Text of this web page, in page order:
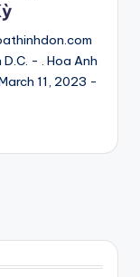
- . Hoa Anh
11, 2023 -